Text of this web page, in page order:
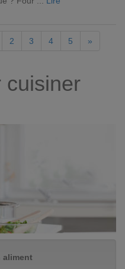
2 3 4 5 »
cuisiner
aliment